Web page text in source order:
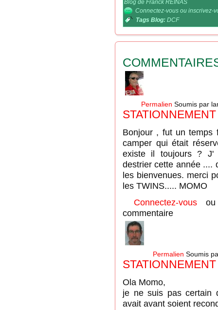
Blog de Franck REINAS
Connectez-vous ou inscrivez-
Tags Blog: DCF
Permalien Soumis par
Bonjour , fut un temps
camper qui était
existe il toujours ? J'
destrier cette année ....
les bienvenues. merci
les TWINS..... MOMO
Connectez-vous
commentaire
Permalien Soumis
STATIONNEMENT
Ola Momo,
je ne suis pas certain
avait avant soient